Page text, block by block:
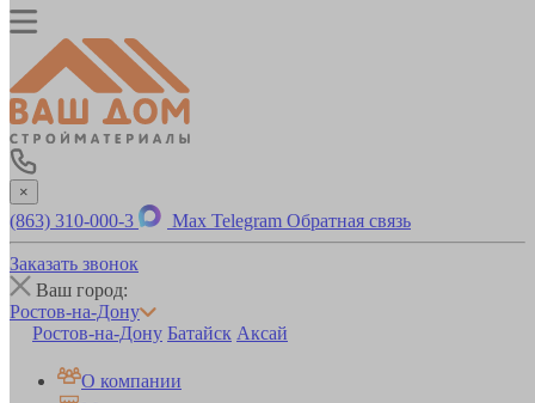
×
(863) 310-000-3 Max Telegram Обратная связь
Заказать звонок
Ваш город:
Ростов-на-Дону
Ростов-на-Дону Батайск Аксай
О компании